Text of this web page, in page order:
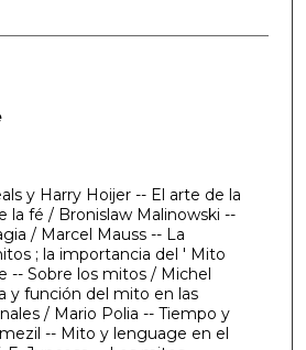
y Harry Hoijer -- El arte de la
la fé / Bronislaw Malinowski --
/ Marcel Mauss -- La
; la importancia del ' Mito
-- Sobre los mitos / Michel
y función del mito en las
/ Mario Polia -- Tiempo y
-- Mito y lenguage en el